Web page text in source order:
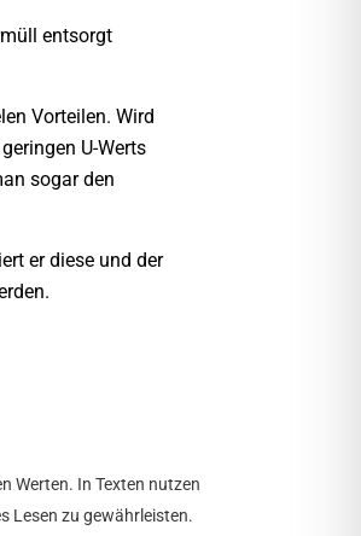
entsorgt
Vorteilen. Wird
U-Werts
sogar den
er diese und der
Werten. In Texten nutzen
Lesen zu gewährleisten.